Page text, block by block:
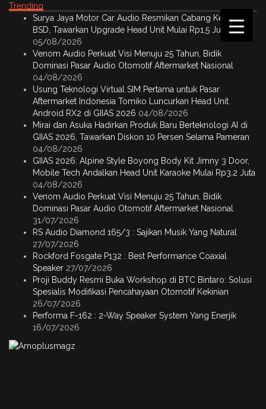
Trending
Surya Jaya Motor Car Audio Resmikan Cabang Ketiga di
BSD, Tawarkan Upgrade Head Unit Mulai Rp1,5 Juta
05/08/2026
Venom Audio Perkuat Visi Menuju 25 Tahun, Bidik
Dominasi Pasar Audio Otomotif Aftermarket Nasional
04/08/2026
Usung Teknologi Virtual SIM Pertama untuk Pasar
Aftermarket Indonesia Tomiko Luncurkan Head Unit
Android RX2 di GIIAS 2026 04/08/2026
Mirai dan Asuka Hadirkan Produk Baru Berteknologi AI di
GIIAS 2026, Tawarkan Diskon 10 Persen Selama Pameran
04/08/2026
GIIAS 2026: Alpine Style Boyong Body Kit Jimny 3 Door,
Mobile Tech Andalkan Head Unit Karaoke Mulai Rp3,2 Juta
04/08/2026
Venom Audio Perkuat Visi Menuju 25 Tahun, Bidik
Dominasi Pasar Audio Otomotif Aftermarket Nasional
31/07/2026
RS Audio Diamond 165/3 : Sajikan Musik Yang Natural
27/07/2026
Rockford Fosgate P132 : Best Performance Coaxial
Speaker 27/07/2026
Proji Buddy Resmi Buka Workshop di BTC Bintaro: Solusi
Spesialis Modifikasi Pencahayaan Otomotif Kekinian
26/07/2026
Performa F-162 : 2-Way Speaker System Yang Enerjik
16/07/2026